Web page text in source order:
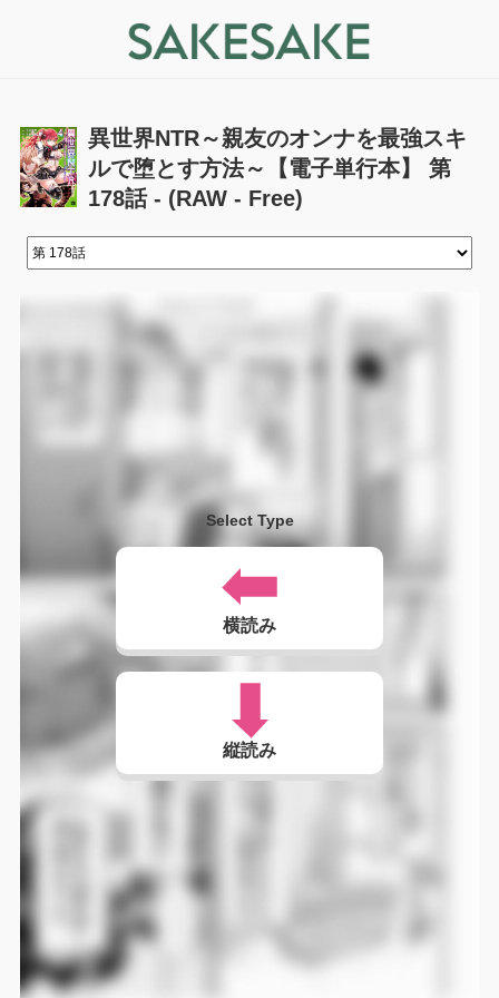
異世界NTR～親友のオンナを最強スキ
ルで堕とす方法～【電子単行本】 第
178話 - (RAW - Free)
Select Type
横読み
縦読み